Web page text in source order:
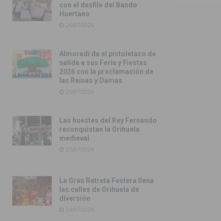
con el desfile del Bando
Huertano
26/07/2026
Almoradí da el pistoletazo de
salida a sus Feria y Fiestas
2026 con la proclamación de
las Reinas y Damas
25/07/2026
Las huestes del Rey Fernando
reconquistan la Orihuela
medieval
25/07/2026
La Gran Retreta Festera llena
las calles de Orihuela de
diversión
24/07/2026